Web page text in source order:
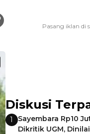
Diskusi
1
Sayembara Rp10
Dikritik UGM,